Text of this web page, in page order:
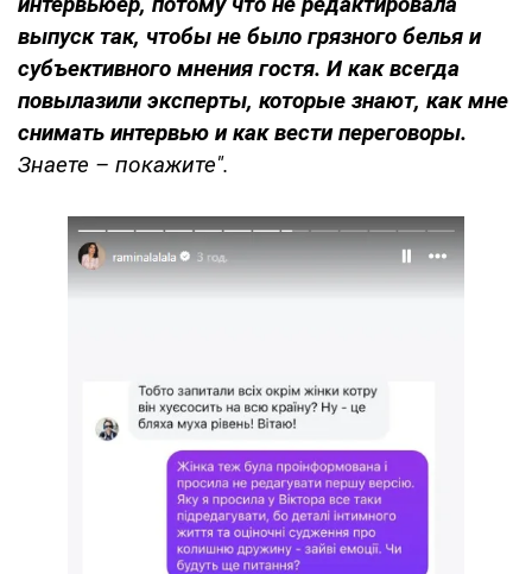
выпуск так, чтобы не было грязного белья и
субъективного мнения гостя. И как всегда
повылазили эксперты, которые знают, как мне
снимать интервью и как вести переговоры.
Знаете – покажите".